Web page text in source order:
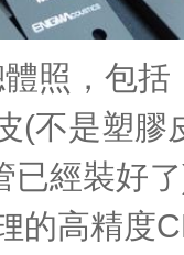
照，包括
(不是塑膠
已經裝好
的高精度